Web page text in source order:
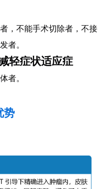
，不能手术切除者，不接
者。
轻症状适应症
者。
势